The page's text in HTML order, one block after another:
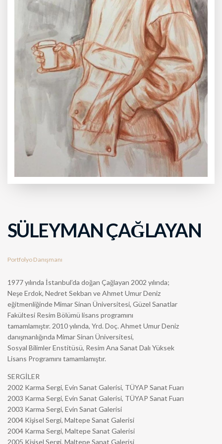
SÜLEYMAN ÇAĞLAYAN
Portfolyo Danışmanı
1977 yılında İstanbul’da doğan Çağlayan 2002 yılında;
Neşe Erdok, Nedret Sekban ve Ahmet Umur Deniz
eğitmenliğinde Mimar Sinan Üniversitesi, Güzel Sanatlar
Fakültesi Resim Bölümü lisans programını
tamamlamıştır. 2010 yılında, Yrd. Doç. Ahmet Umur Deniz
danışmanlığında Mimar Sinan Üniversitesi,
Sosyal Bilimler Enstitüsü, Resim Ana Sanat Dalı Yüksek
Lisans Programını tamamlamıştır.
SERGİLER
2002 Karma Sergi, Evin Sanat Galerisi, TÜYAP Sanat Fuarı
2003 Karma Sergi, Evin Sanat Galerisi, TÜYAP Sanat Fuarı
2003 Karma Sergi, Evin Sanat Galerisi
2004 Kişisel Sergi, Maltepe Sanat Galerisi
2004 Karma Sergi, Maltepe Sanat Galerisi
2005 Kişisel Sergi, Maltepe Sanat Galerisi